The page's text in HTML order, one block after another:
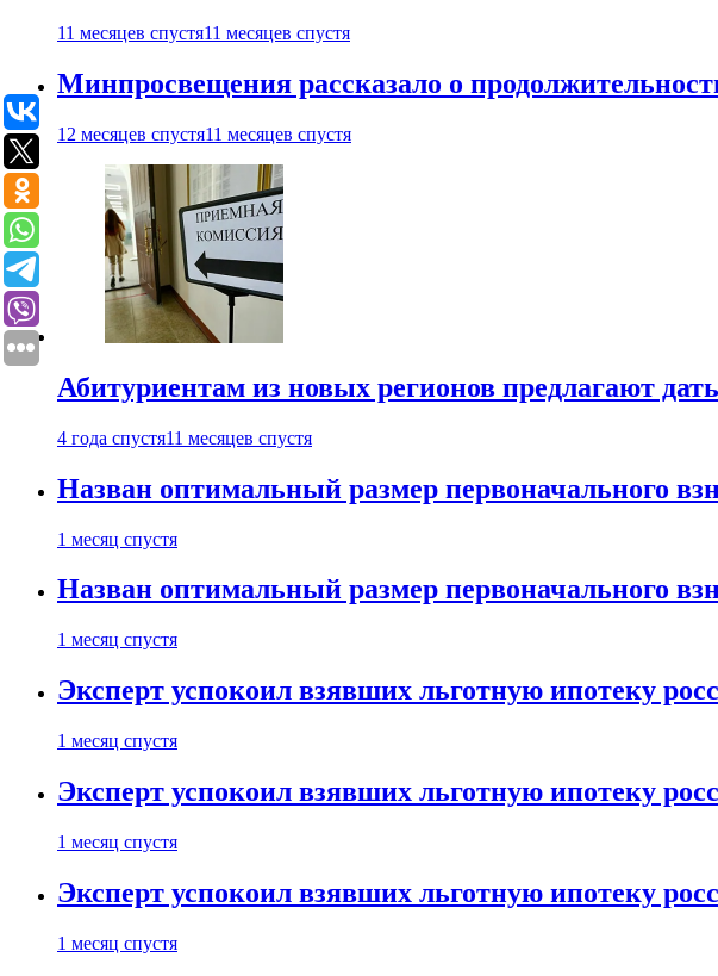
11 месяцев спустя11 месяцев спустя
Минпросвещения рассказало о
12 месяцев спустя11 месяцев спустя
Абитуриентам из новых регионов предлагают
4 года спустя11 месяцев спустя
Назван оптимальный размер первоначального
1 месяц спустя
Назван оптимальный размер первоначального
1 месяц спустя
Эксперт успокоил взявших льготную ипотеку
1 месяц спустя
Эксперт успокоил взявших льготную ипотеку
1 месяц спустя
Эксперт успокоил взявших льготную ипотеку
1 месяц спустя